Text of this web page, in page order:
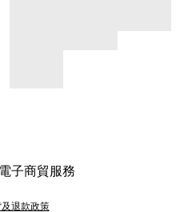
子商貿服務
退款政策